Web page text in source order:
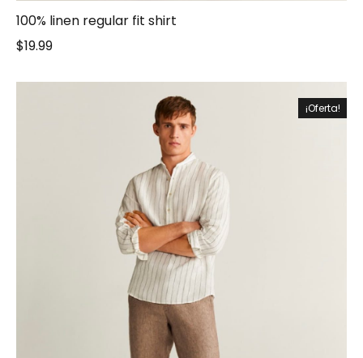
100% linen regular fit shirt
$19.99
¡Oferta!